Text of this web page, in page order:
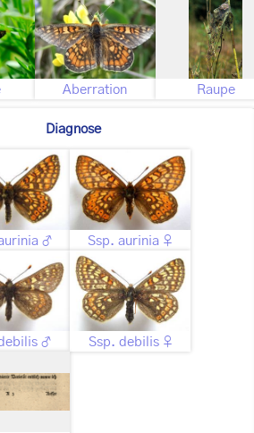
Aberration Raupe
Diagnose
♂ Ssp. aurinia ♀
♂ Ssp. debilis ♀